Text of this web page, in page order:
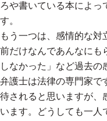
ろや書いている本によっ
す。
もう一つは、感情的な
前だけなんであんなにも
しなかった」など過去の
弁護士は法律の専門家で
待されると思いますが、
います。どうしても一人